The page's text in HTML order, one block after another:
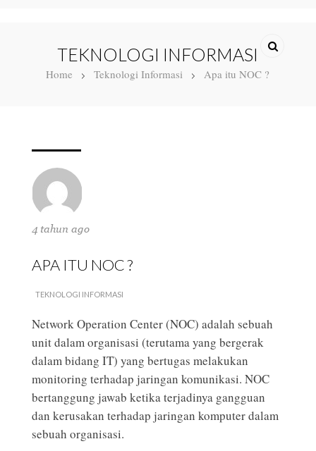
TEKNOLOGI INFORMASI
Home Teknologi Informasi Apa itu NOC ?
4 tahun ago
APA ITU NOC ?
TEKNOLOGI INFORMASI
Network Operation Center (NOC) adalah sebuah
unit dalam organisasi (terutama yang bergerak
dalam bidang IT) yang bertugas melakukan
monitoring terhadap jaringan komunikasi. NOC
bertanggung jawab ketika terjadinya gangguan
dan kerusakan terhadap jaringan komputer dalam
sebuah organisasi.